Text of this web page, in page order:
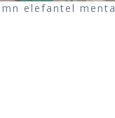
elefantel menta